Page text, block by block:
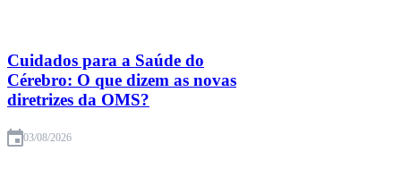
Cuidados para a Saúde do
Cérebro: O que dizem as novas
diretrizes da OMS?
03/08/2026